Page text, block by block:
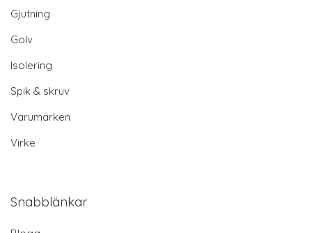
Gjutning
Golv
Isolering
Spik & skruv
Varumärken
Virke
Snabblänkar